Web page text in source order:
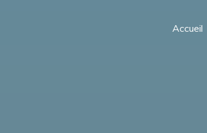
Accueil